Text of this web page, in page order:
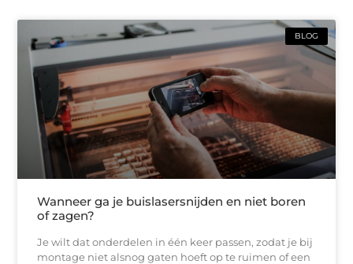
BLOG
Wanneer ga je buislasersnijden en niet boren
of zagen?
Je wilt dat onderdelen in één keer passen, zodat je bij
montage niet alsnog gaten hoeft op te ruimen of een